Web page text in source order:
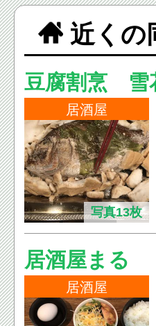
近くの
豆腐割烹 雪
居酒屋
写真13枚
居酒屋まる
居酒屋